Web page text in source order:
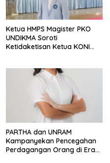
Ketua HMPS Magister PKO
UNDIKMA Soroti
Ketidaketisan Ketua KONI
Arena Kepentingan Sesaat
PARTHA dan UNRAM
Kampanyekan Pencegahan
Perdagangan Orang di Era